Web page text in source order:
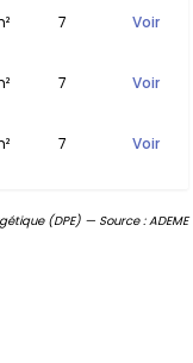
7 Voir
7 Voir
7 Voir
(DPE) — Source : ADEME